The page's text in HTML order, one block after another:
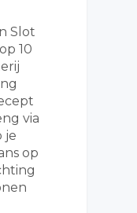
Slot
10
via
je
op